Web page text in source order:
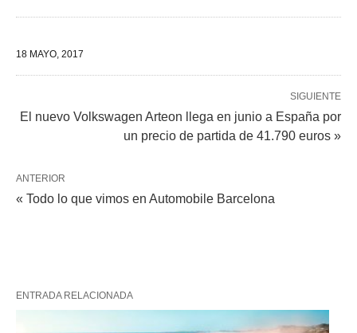
18 MAYO, 2017
SIGUIENTE
El nuevo Volkswagen Arteon llega en junio a España por
un precio de partida de 41.790 euros »
ANTERIOR
« Todo lo que vimos en Automobile Barcelona
ENTRADA RELACIONADA